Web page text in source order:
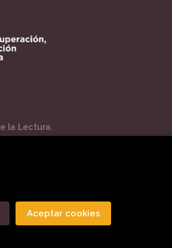
la Lectura.
Aceptar cookies